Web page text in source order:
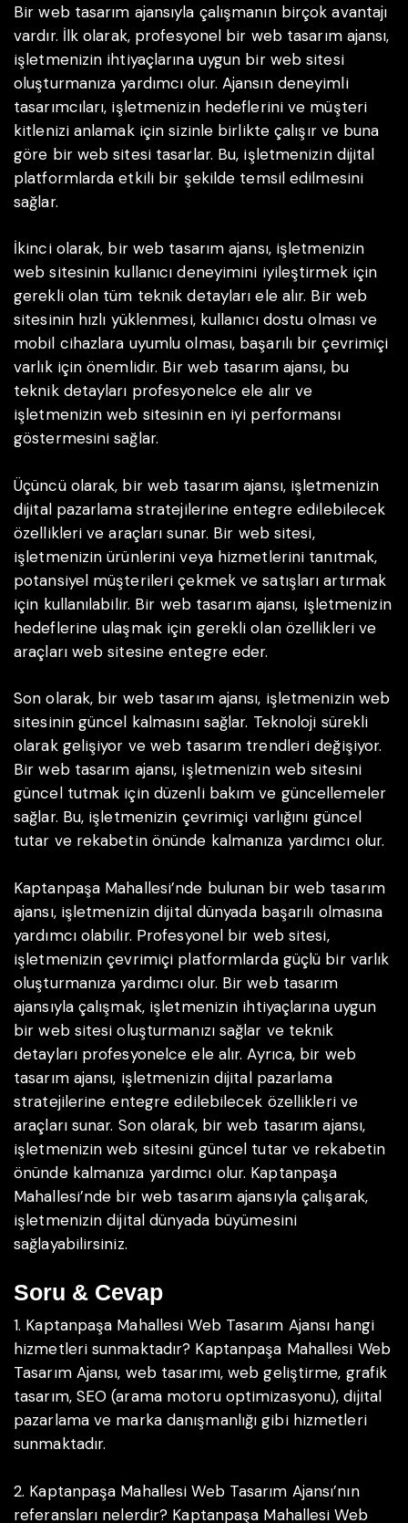
Bir web tasarım ajansıyla çalışmanın birçok avantajı
vardır. İlk olarak, profesyonel bir web tasarım ajansı,
işletmenizin ihtiyaçlarına uygun bir web sitesi
oluşturmanıza yardımcı olur. Ajansın deneyimli
tasarımcıları, işletmenizin hedeflerini ve müşteri
kitlenizi anlamak için sizinle birlikte çalışır ve buna
göre bir web sitesi tasarlar. Bu, işletmenizin dijital
platformlarda etkili bir şekilde temsil edilmesini
sağlar.
İkinci olarak, bir web tasarım ajansı, işletmenizin
web sitesinin kullanıcı deneyimini iyileştirmek için
gerekli olan tüm teknik detayları ele alır. Bir web
sitesinin hızlı yüklenmesi, kullanıcı dostu olması ve
mobil cihazlara uyumlu olması, başarılı bir çevrimiçi
varlık için önemlidir. Bir web tasarım ajansı, bu
teknik detayları profesyonelce ele alır ve
işletmenizin web sitesinin en iyi performansı
göstermesini sağlar.
Üçüncü olarak, bir web tasarım ajansı, işletmenizin
dijital pazarlama stratejilerine entegre edilebilecek
özellikleri ve araçları sunar. Bir web sitesi,
işletmenizin ürünlerini veya hizmetlerini tanıtmak,
potansiyel müşterileri çekmek ve satışları artırmak
için kullanılabilir. Bir web tasarım ajansı, işletmenizin
hedeflerine ulaşmak için gerekli olan özellikleri ve
araçları web sitesine entegre eder.
Son olarak, bir web tasarım ajansı, işletmenizin web
sitesinin güncel kalmasını sağlar. Teknoloji sürekli
olarak gelişiyor ve web tasarım trendleri değişiyor.
Bir web tasarım ajansı, işletmenizin web sitesini
güncel tutmak için düzenli bakım ve güncellemeler
sağlar. Bu, işletmenizin çevrimiçi varlığını güncel
tutar ve rekabetin önünde kalmanıza yardımcı olur.
Kaptanpaşa Mahallesi’nde bulunan bir web tasarım
ajansı, işletmenizin dijital dünyada başarılı olmasına
yardımcı olabilir. Profesyonel bir web sitesi,
işletmenizin çevrimiçi platformlarda güçlü bir varlık
oluşturmanıza yardımcı olur. Bir web tasarım
ajansıyla çalışmak, işletmenizin ihtiyaçlarına uygun
bir web sitesi oluşturmanızı sağlar ve teknik
detayları profesyonelce ele alır. Ayrıca, bir web
tasarım ajansı, işletmenizin dijital pazarlama
stratejilerine entegre edilebilecek özellikleri ve
araçları sunar. Son olarak, bir web tasarım ajansı,
işletmenizin web sitesini güncel tutar ve rekabetin
önünde kalmanıza yardımcı olur. Kaptanpaşa
Mahallesi’nde bir web tasarım ajansıyla çalışarak,
işletmenizin dijital dünyada büyümesini
sağlayabilirsiniz.
Soru & Cevap
1. Kaptanpaşa Mahallesi Web Tasarım Ajansı hangi
hizmetleri sunmaktadır? Kaptanpaşa Mahallesi Web
Tasarım Ajansı, web tasarımı, web geliştirme, grafik
tasarım, SEO (arama motoru optimizasyonu), dijital
pazarlama ve marka danışmanlığı gibi hizmetleri
sunmaktadır.
2. Kaptanpaşa Mahallesi Web Tasarım Ajansı’nın
referansları nelerdir? Kaptanpaşa Mahallesi Web